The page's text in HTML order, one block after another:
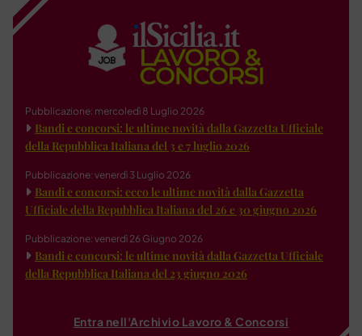
Pubblicazione: mercoledì 8 Luglio 2026
Bandi e concorsi: le ultime novità dalla Gazzetta Ufficiale
della Repubblica Italiana del 3 e 7 luglio 2026
Pubblicazione: venerdì 3 Luglio 2026
Bandi e concorsi: ecco le ultime novità dalla Gazzetta
Ufficiale della Repubblica Italiana del 26 e 30 giugno 2026
Pubblicazione: venerdì 26 Giugno 2026
Bandi e concorsi: le ultime novità dalla Gazzetta Ufficiale
della Repubblica Italiana del 23 giugno 2026
Entra nell'Archivio Lavoro & Concorsi